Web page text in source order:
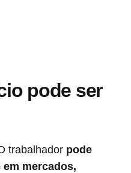
pode ser
trabalhador pode
mercados,